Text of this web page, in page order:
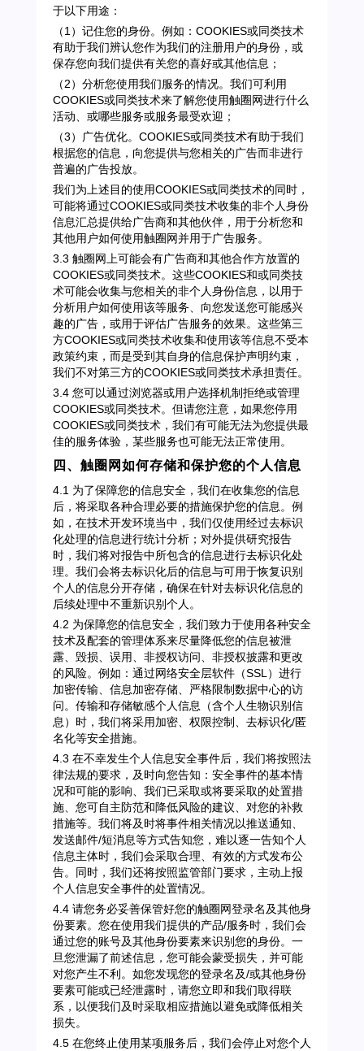
于以下用途：
（1）记住您的身份。例如：COOKIES或同类技术
有助于我们辨认您作为我们的注册用户的身份，或
保存您向我们提供有关您的喜好或其他信息；
（2）分析您使用我们服务的情况。我们可利用
COOKIES或同类技术来了解您使用触圈网进行什么
活动、或哪些服务或服务最受欢迎；
（3）广告优化。COOKIES或同类技术有助于我们
根据您的信息，向您提供与您相关的广告而非进行
普遍的广告投放。
我们为上述目的使用COOKIES或同类技术的同时，
可能将通过COOKIES或同类技术收集的非个人身份
信息汇总提供给广告商和其他伙伴，用于分析您和
其他用户如何使用触圈网并用于广告服务。
3.3 触圈网上可能会有广告商和其他合作方放置的
COOKIES或同类技术。这些COOKIES和或同类技
术可能会收集与您相关的非个人身份信息，以用于
分析用户如何使用该等服务、向您发送您可能感兴
趣的广告，或用于评估广告服务的效果。这些第三
方COOKIES或同类技术收集和使用该等信息不受本
政策约束，而是受到其自身的信息保护声明约束，
我们不对第三方的COOKIES或同类技术承担责任。
3.4 您可以通过浏览器或用户选择机制拒绝或管理
COOKIES或同类技术。但请您注意，如果您停用
COOKIES或同类技术，我们有可能无法为您提供最
佳的服务体验，某些服务也可能无法正常使用。
四、触圈网如何存储和保护您的个人信息
4.1 为了保障您的信息安全，我们在收集您的信息
后，将采取各种合理必要的措施保护您的信息。例
如，在技术开发环境当中，我们仅使用经过去标识
化处理的信息进行统计分析；对外提供研究报告
时，我们将对报告中所包含的信息进行去标识化处
理。我们会将去标识化后的信息与可用于恢复识别
个人的信息分开存储，确保在针对去标识化信息的
后续处理中不重新识别个人。
4.2 为保障您的信息安全，我们致力于使用各种安全
技术及配套的管理体系来尽量降低您的信息被泄
露、毁损、误用、非授权访问、非授权披露和更改
的风险。例如：通过网络安全层软件（SSL）进行
加密传输、信息加密存储、严格限制数据中心的访
问。传输和存储敏感个人信息（含个人生物识别信
息）时，我们将采用加密、权限控制、去标识化/匿
名化等安全措施。
4.3 在不幸发生个人信息安全事件后，我们将按照法
律法规的要求，及时向您告知：安全事件的基本情
况和可能的影响、我们已采取或将要采取的处置措
施、您可自主防范和降低风险的建议、对您的补救
措施等。我们将及时将事件相关情况以推送通知、
发送邮件/短消息等方式告知您，难以逐一告知个人
信息主体时，我们会采取合理、有效的方式发布公
告。同时，我们还将按照监管部门要求，主动上报
个人信息安全事件的处置情况。
4.4 请您务必妥善保管好您的触圈网登录名及其他身
份要素。您在使用我们提供的产品/服务时，我们会
通过您的账号及其他身份要素来识别您的身份。一
旦您泄漏了前述信息，您可能会蒙受损失，并可能
对您产生不利。如您发现您的登录名及/或其他身份
要素可能或已经泄露时，请您立即和我们取得联
系，以便我们及时采取相应措施以避免或降低相关
损失。
4.5 在您终止使用某项服务后，我们会停止对您个人